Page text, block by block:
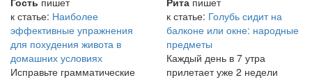
к статье: Наиболее
эффективные упражнения
для похудения живота в
домашних условиях
Исправьте грамматические
к статье: Голубь сидит на
балконе или окне: народные
предметы
Каждый день в 7 утра
прилетает уже 2 недели